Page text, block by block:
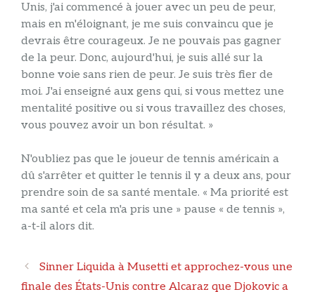
Unis, j'ai commencé à jouer avec un peu de peur,
mais en m'éloignant, je me suis convaincu que je
devrais être courageux. Je ne pouvais pas gagner
de la peur. Donc, aujourd'hui, je suis allé sur la
bonne voie sans rien de peur. Je suis très fier de
moi. J'ai enseigné aux gens qui, si vous mettez une
mentalité positive ou si vous travaillez des choses,
vous pouvez avoir un bon résultat. »
N'oubliez pas que le joueur de tennis américain a
dû s'arrêter et quitter le tennis il y a deux ans, pour
prendre soin de sa santé mentale. « Ma priorité est
ma santé et cela m'a pris une » pause « de tennis »,
a-t-il alors dit.
Navigation
des
Sinner Liquida à Musetti et approchez-vous une
finale des États-Unis contre Alcaraz que Djokovic a